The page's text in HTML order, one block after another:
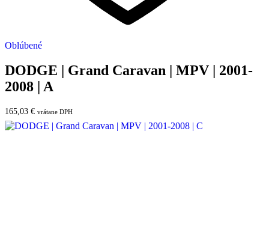
Oblúbené
DODGE | Grand Caravan | MPV | 2001-
2008 | A
165,03 € vrátane DPH